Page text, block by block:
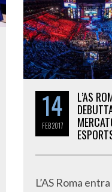
14
FEB2017
L’AS
L’AS Roma entra